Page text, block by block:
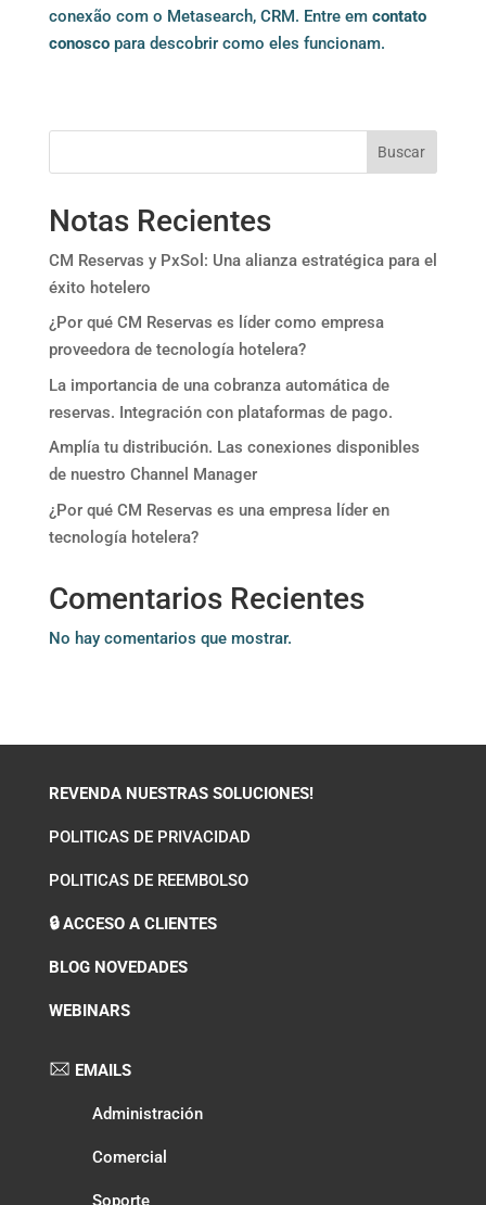
conexão com o Metasearch, CRM. Entre em contato
conoscopara descobrir como eles funcionam.
Buscar
Notas Recientes
CM Reservas y PxSol: Una alianza estratégica para el
éxito hotelero
¿Por qué CM Reservas es líder como empresa
proveedora de tecnología hotelera?
La importancia de una cobranza automática de
reservas. Integración con plataformas de pago.
Amplía tu distribución. Las conexiones disponibles
de nuestro Channel Manager
¿Por qué CM Reservas es una empresa líder en
tecnología hotelera?
Comentarios Recientes
No hay comentarios que mostrar.
REVENDA NUESTRAS SOLUCIONES!
POLITICAS DE PRIVACIDAD
POLITICAS DE REEMBOLSO
🔒 ACCESO A CLIENTES
BLOG NOVEDADES
WEBINARS
EMAILS
Administración
Comercial
Soporte